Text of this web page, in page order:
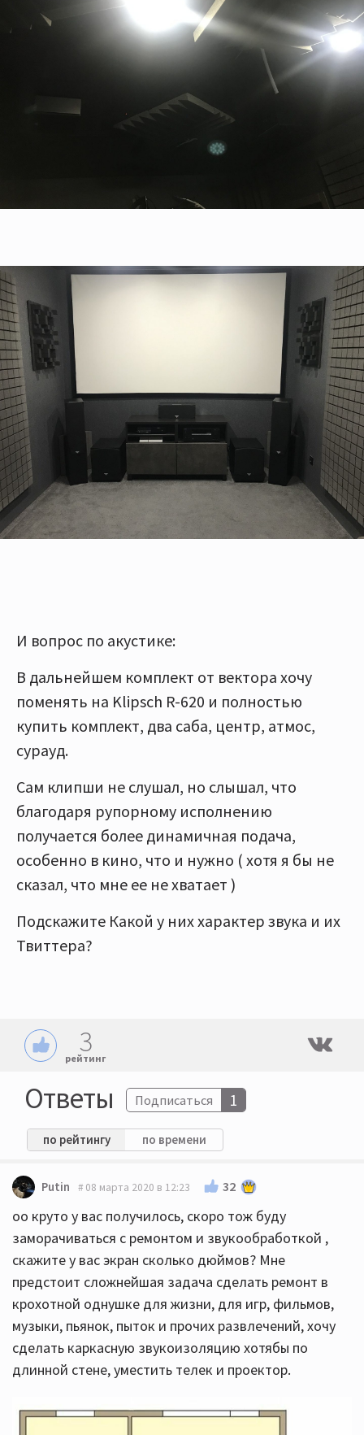
И вопрос по акустике:
В дальнейшем комплект от вектора хочу
поменять на Klipsch R-620 и полностью
купить комплект, два саба, центр, атмос,
сурауд.
Сам клипши не слушал, но слышал, что
благодаря рупорному исполнению
получается более динамичная подача,
особенно в кино, что и нужно ( хотя я бы не
сказал, что мне ее не хватает )
Подскажите Какой у них характер звука и их
Твиттера?
3
рейтинг
Ответы Подписаться 1
по рейтингу по времени
Putin 08 марта 2020 в 12:23 32
оо круто у вас получилось, скоро тож буду
заморачиваться с ремонтом и звукообработкой ,
скажите у вас экран сколько дюймов? Мне
предстоит сложнейшая задача сделать ремонт в
крохотной однушке для жизни, для игр, фильмов,
музыки, пьянок, пыток и прочих развлечений, хочу
сделать каркасную звукоизоляцию хотябы по
длинной стене, уместить телек и проектор.